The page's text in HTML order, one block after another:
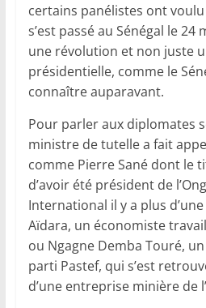
certains panélistes ont
s’est passé au Sénégal le
une révolution et non juste
présidentielle, comme le
connaître auparavant.
Pour parler aux diplomates
ministre de tutelle a fait
comme Pierre Sané dont le
d’avoir été président de
International il y a plus
Aïdara, un économiste
ou Ngagne Demba Touré,
parti Pastef, qui s’est
d’une entreprise minière de